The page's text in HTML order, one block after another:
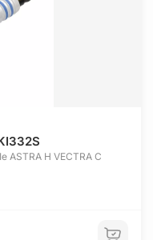
ASTRA H VECTRA C